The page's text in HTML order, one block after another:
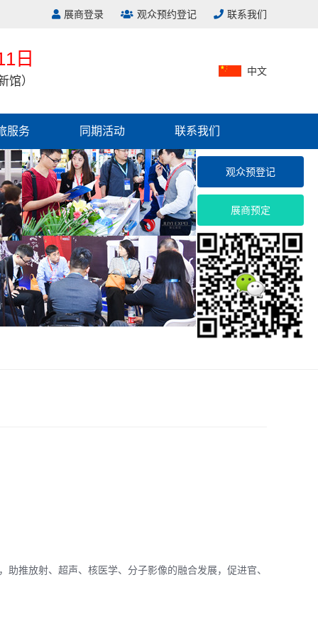
展商登录 观众预约登记 联系我们
日
馆）
中文
服务 同期活动 联系我们
推放射、超声、核医学、分子影像的融合发展，促进官、
观众预登记
展商预定